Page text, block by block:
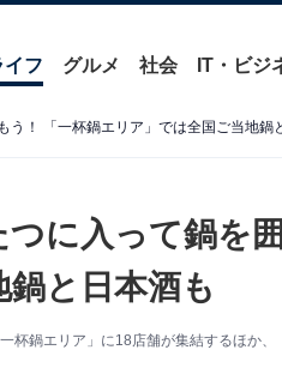
イフ グルメ 社会 IT・ビジ
！ 「一杯鍋エリア」では全国ご当地鍋
に入って鍋を
鍋と日本酒も
鍋エリア」に18店舗が集結するほか、